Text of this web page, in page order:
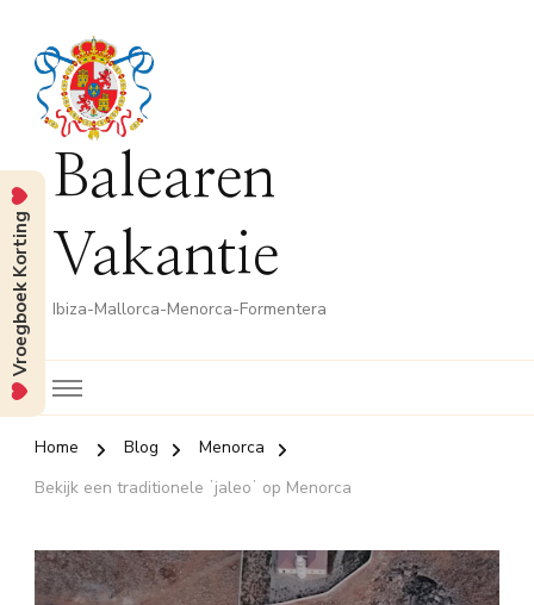
Balearen
Vakantie
Ibiza-Mallorca-Menorca-Formentera
Home Blog
Menorca
Bekijk een traditionele ʼjaleoʼ op Menorca
Vroegboek Korting